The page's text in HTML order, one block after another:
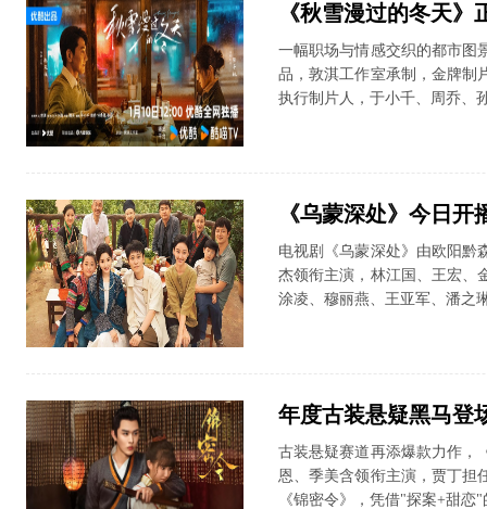
《秋雪漫过的冬天》
一幅职场与情感交织的都市图
品，敦淇工作室承制，金牌制
执行制片人，于小千、周乔、
《乌蒙深处》今日开
电视剧《乌蒙深处》由欧阳黔
杰领衔主演，林江国、王宏、
涂凌、穆丽燕、王亚军、潘之
年度古装悬疑黑马登
古装悬疑赛道再添爆款力作，
恩、季美含领衔主演，贾丁担
《锦密令》，凭借"探案+甜恋